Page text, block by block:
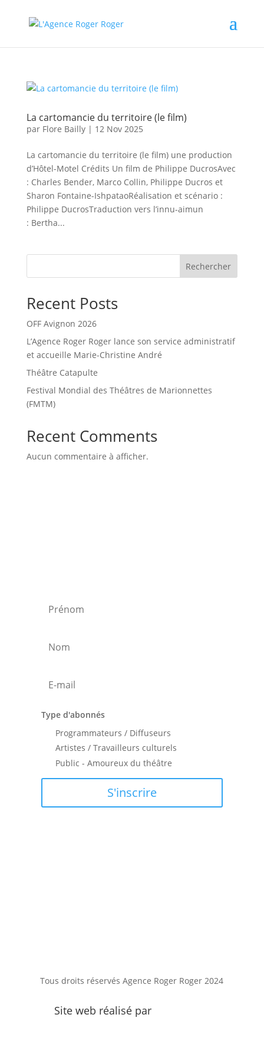
La cartomancie du territoire (le film)
par Flore Bailly| 12 Nov 2025
La cartomancie du territoire (le film) une production
d’Hôtel-Motel Crédits Un film de Philippe DucrosAvec
: Charles Bender, Marco Collin, Philippe Ducros et
Sharon Fontaine-IshpataoRéalisation et scénario :
Philippe DucrosTraduction vers l’innu-aimun
: Bertha...
Rechercher
Recent Posts
OFF Avignon 2026
L’Agence Roger Roger lance son service administratif
et accueille Marie-Christine André
Théâtre Catapulte
Festival Mondial des Théâtres de Marionnettes
(FMTM)
Recent Comments
Aucun commentaire à afficher.
Type d'abonnés
Programmateurs / Diffuseurs
Artistes / Travailleurs culturels
Public - Amoureux du théâtre
S'inscrire
Tous droits réservés Agence Roger Roger 2024
Site web réalisé par